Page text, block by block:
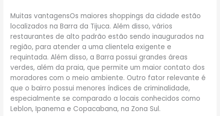
Muitas vantagensOs maiores shoppings da cidade estão
localizados na Barra da Tijuca. Além disso, vários
restaurantes de alto padrão estão sendo inaugurados na
região, para atender a uma clientela exigente e
requintada. Além disso, a Barra possui grandes áreas
verdes, além da praia, que permite um maior contato dos
moradores com o meio ambiente. Outro fator relevante é
que o bairro possui menores índices de criminalidade,
especialmente se comparado a locais conhecidos como
Leblon, Ipanema e Copacabana, na Zona Sul.